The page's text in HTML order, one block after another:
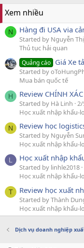
Xem nhiều
N Hàng đi USA via
Started by Nguyễn
Thủ tục hải quan
Quảng cáo Giá Xe
Started by
Mua bán quốc tế
H Review CHÍNH
Started by Hà Linh
Học xuất nhập khẩu-
N Review học
Started by Nguyễn
Học xuất nhập khẩu-
L Học xuất nhập
Started by linhle2018
Học xuất nhập khẩu-
T Review học xuất
Started by Thành
Học xuất nhập khẩu-
Dịch vụ doanh nghiệp